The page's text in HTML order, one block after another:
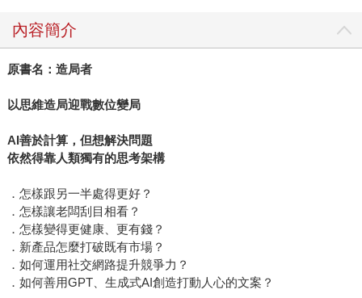
不易，也意味著做出錯誤決定的相關風險會升高。 在這本即
時、通俗易懂的書裡，加拿大央行前總裁史蒂芬?波洛茲
（Stephen Poloz）描繪出正在形塑未來經濟的構造力，以及
力量。 這五大構造力是?人口老化、?技術進步、?愈演愈烈
的不平等、?愈來愈多的債務，以及?氣候變遷。這些力量的
交互作用將大幅影響通貨膨脹、就業市場、房地產市場、企
些影響力推波助瀾。與地震純粹僅帶來破壞的力量不同，這
五大構造力還會為復甦與成長帶來意外的機會。 作者以自身
的小故事、略微輕鬆的筆調，結合了過去與未來、經濟理論
與現實生活，以無門檻的方式帶領讀者了解經濟趨勢。無論
讀者是企業家、投資人、政策制定者，或是會和家人圍在餐
內容簡介
原書名：造局者
以思維造局迎戰數位變局
AI善於計算，但想解決問題
依然得靠人類獨有的思考架構
．怎樣跟另一半處得更好？
．怎樣讓老闆刮目相看？
．怎樣變得更健康、更有錢？
．新產品怎麼打破既有市場？
．如何運用社交網路提升競爭力？
．如何善用GPT、生成式AI創造打動人心的文案？